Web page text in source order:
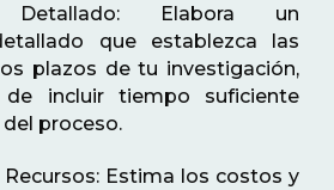
Detallado: Elabora un
que establezca las
plazos de tu investigación,
de incluir tiempo suficiente
proceso.
Estima los costos y